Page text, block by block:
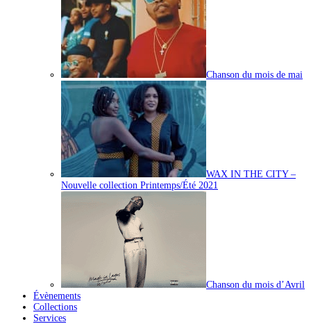
Chanson du mois de mai
WAX IN THE CITY –
Nouvelle collection Printemps/Été 2021
Chanson du mois d’Avril
Évènements
Collections
Services